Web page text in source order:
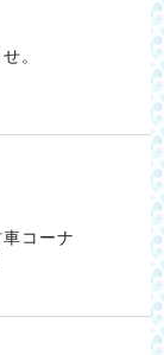
。
コーナ